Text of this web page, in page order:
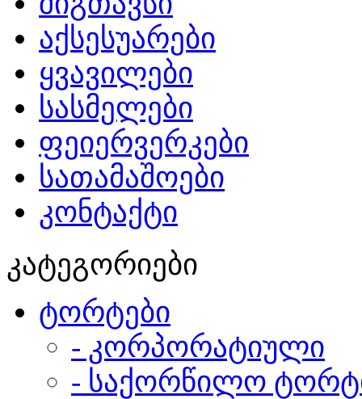
აქსესუარები
ყვავილები
სასმელები
ფეიერვერკები
სათამაშოები
კონტაქტი
კატეგორიები
ტორტები
- კორპორატიული
- საქორწილო